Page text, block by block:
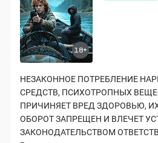
18+
НЕЗАКОННОЕ ПОТРЕБЛЕНИЕ
СРЕДСТВ, ПСИХОТРОПНЫХ
ПРИЧИНЯЕТ ВРЕД ЗДОРОВЬЮ,
ОБОРОТ ЗАПРЕЩЕН И ВЛЕЧЕТ
ЗАКОНОДАТЕЛЬСТВОМ